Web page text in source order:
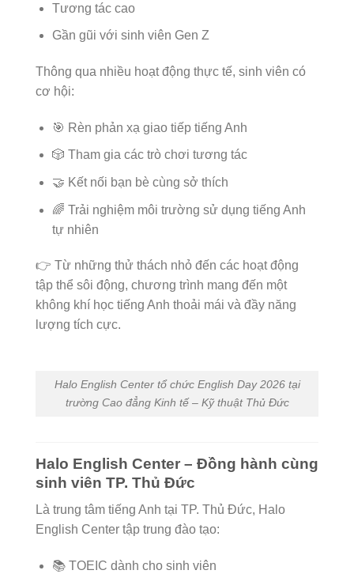
Tương tác cao
Gần gũi với sinh viên Gen Z
Thông qua nhiều hoạt động thực tế, sinh viên có
cơ hội:
🎯 Rèn phản xạ giao tiếp tiếng Anh
🎲 Tham gia các trò chơi tương tác
🤝 Kết nối bạn bè cùng sở thích
🌈 Trải nghiệm môi trường sử dụng tiếng Anh
tự nhiên
👉 Từ những thử thách nhỏ đến các hoạt động
tập thể sôi động, chương trình mang đến một
không khí học tiếng Anh thoải mái và đầy năng
lượng tích cực.
Halo English Center tổ chức English Day 2026 tại
trường Cao đẳng Kinh tế – Kỹ thuật Thủ Đức
Halo English Center – Đồng hành cùng
sinh viên TP. Thủ Đức
Là trung tâm tiếng Anh tại TP. Thủ Đức, Halo
English Center tập trung đào tạo:
📚 TOEIC dành cho sinh viên